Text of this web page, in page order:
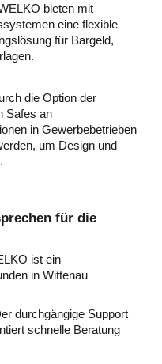
bieten mit
eine flexible
für Bargeld,
die Option der
Safes an
in Gewerbebetrieben
um Design und
für die
ist ein
in Wittenau
durchgängige Support
schnelle Beratung